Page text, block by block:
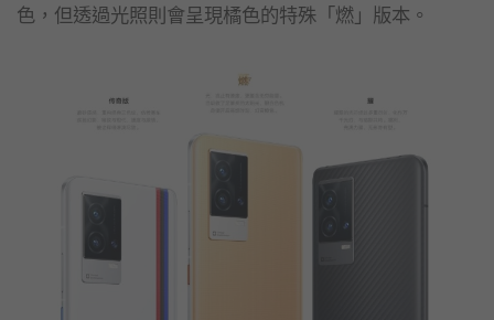
色，但透過光照則會呈現橘色的特殊「燃」版本。